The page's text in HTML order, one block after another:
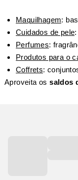
Maquilhagem:
Cuidados de pele
Perfumes:
Produtos para o
Coffrets:
Aproveita ossaldos